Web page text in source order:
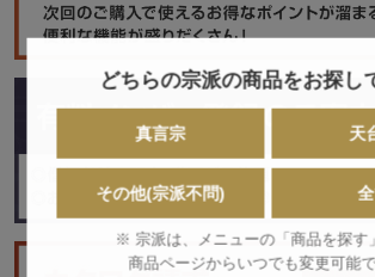
どちらの宗派の商品をお探し
真言宗 天
その他(宗派不問)
※ 宗派は、メニューの「商品を探す
商品ページからいつでも変更可能で